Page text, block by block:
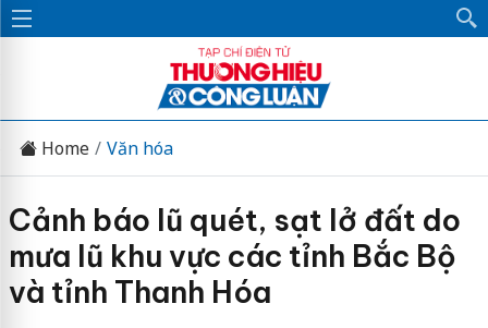
Home Văn hóa
Cảnh báo lũ quét, sạt lở đất do
mưa lũ khu vực các tỉnh Bắc Bộ
và tỉnh Thanh Hóa